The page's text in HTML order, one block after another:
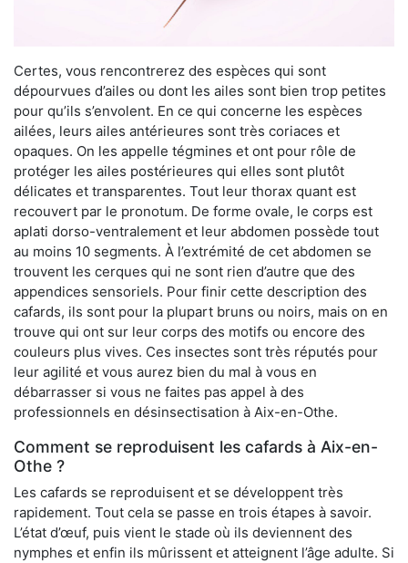
Certes, vous rencontrerez des espèces qui sont
dépourvues d’ailes ou dont les ailes sont bien trop petites
pour qu’ils s’envolent. En ce qui concerne les espèces
ailées, leurs ailes antérieures sont très coriaces et
opaques. On les appelle tégmines et ont pour rôle de
protéger les ailes postérieures qui elles sont plutôt
délicates et transparentes. Tout leur thorax quant est
recouvert par le pronotum. De forme ovale, le corps est
aplati dorso-ventralement et leur abdomen possède tout
au moins 10 segments. À l’extrémité de cet abdomen se
trouvent les cerques qui ne sont rien d’autre que des
appendices sensoriels. Pour finir cette description des
cafards, ils sont pour la plupart bruns ou noirs, mais on en
trouve qui ont sur leur corps des motifs ou encore des
couleurs plus vives. Ces insectes sont très réputés pour
leur agilité et vous aurez bien du mal à vous en
débarrasser si vous ne faites pas appel à des
professionnels en désinsectisation à Aix-en-Othe.
Comment se reproduisent les cafards à Aix-en-
Othe ?
Les cafards se reproduisent et se développent très
rapidement. Tout cela se passe en trois étapes à savoir.
L’état d’œuf, puis vient le stade où ils deviennent des
nymphes et enfin ils mûrissent et atteignent l’âge adulte. Si